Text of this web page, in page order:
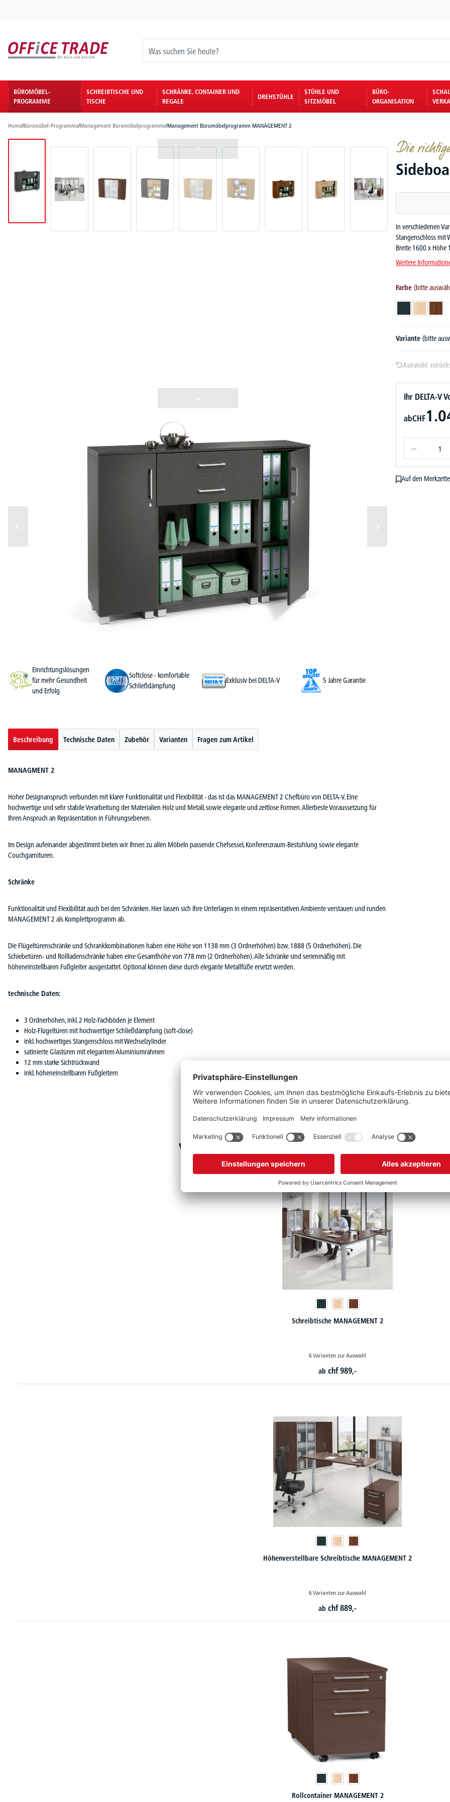
BÜROMÖBEL-
PROGRAMME
SCHREIBTISCHE UND
TISCHE
SCHRÄNKE, CONTAINER UND
REGALE
DREHSTÜHLE
STÜHLE UND
SITZMÖBEL
BÜRO-
ORGANISATION
Home/Büromöbel-Programme/Management Büromöbelprogramme/Management Büromöbelprogramm MANAGEMENT 2
Die
in verschiedenen
Stangenschloss mit
Breite 1600 x Höhe
Weitere
Farbe (bitte
Variante (bitte
Auswahl
Ihr DELTA-V
abCHF
Auf den Merkzettel
Einrichtungslösungen
für mehr Gesundheit
und Erfolg
Softclose - komfortable
Schließdämpfung
Exklusiv bei DELTA-V 5 Jahre Garantie
Beschreibung Technische Daten Zubehör Varianten Fragen zum Artikel
MANAGMENT 2
Hoher Designanspruch verbunden mit klarer Funktionalität und Flexibilität - das ist das MANAGEMENT 2 Chefbüro von DELTA-V. Eine
hochwertige und sehr stabile Verarbeitung der Materialien Holz und Metall, sowie elegante und zeitlose Formen. Allerbeste Voraussetzung für
Ihren Anspruch an Repräsentation in Führungsebenen.
Im Design aufeinander abgestimmt bieten wir Ihnen zu allen Möbeln passende Chefsessel, Konferenzraum-Bestuhlung sowie elegante
Couchgarnituren.
Schränke
Funktionalität und Flexibilität auch bei den Schränken. Hier lassen sich Ihre Unterlagen in einem repräsentativen Ambiente verstauen und runden
MANAGEMENT 2 als Komplettprogramm ab.
Die Flügeltürenschränke und Schrankkombinationen haben eine Höhe von 1138 mm (3 Ordnerhöhen) bzw. 1888 (5 Ordnerhöhen). Die
Schiebetüren- und Rollladenschränke haben eine Gesamthöhe von 778 mm (2 Ordnerhöhen). Alle Schränke sind serienmäßig mit
höheneinstellbaren Fußgleiter ausgestattet. Optional können diese durch elegante Metallfüße ersetzt werden.
technische Daten:
3 Ordnerhöhen, inkl. 2 Holz-Fachböden je Element
Holz-Flügeltüren mit hochwertiger Schließdämpfung (soft-close)
inkl. hochwertiges Stangenschloss mit Wechselzylinder
satinierte Glastüren mit elegantem Aluminiumrahmen
12 mm starke Sichtrückwand
inkl. höheneinstellbaren Fußgleitern
Vervollständigen Sie Ihr MANAGEMENT 2
Schreibtische MANAGEMENT 2
6 Varianten zur Auswahl
ab chf 989,-
Höhenverstellbare Schreibtische MANAGEMENT 2
6 Varianten zur Auswahl
ab chf 889,-
Rollcontainer MANAGEMENT 2